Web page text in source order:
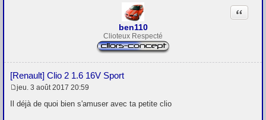
ben110
Clioteux Respecté
[Renault] Clio 2 1.6 16V Sport
Citation
e
jeu. 3 août 2017 20:59
Il déjà de quoi bien s'amuser avec ta petite clio